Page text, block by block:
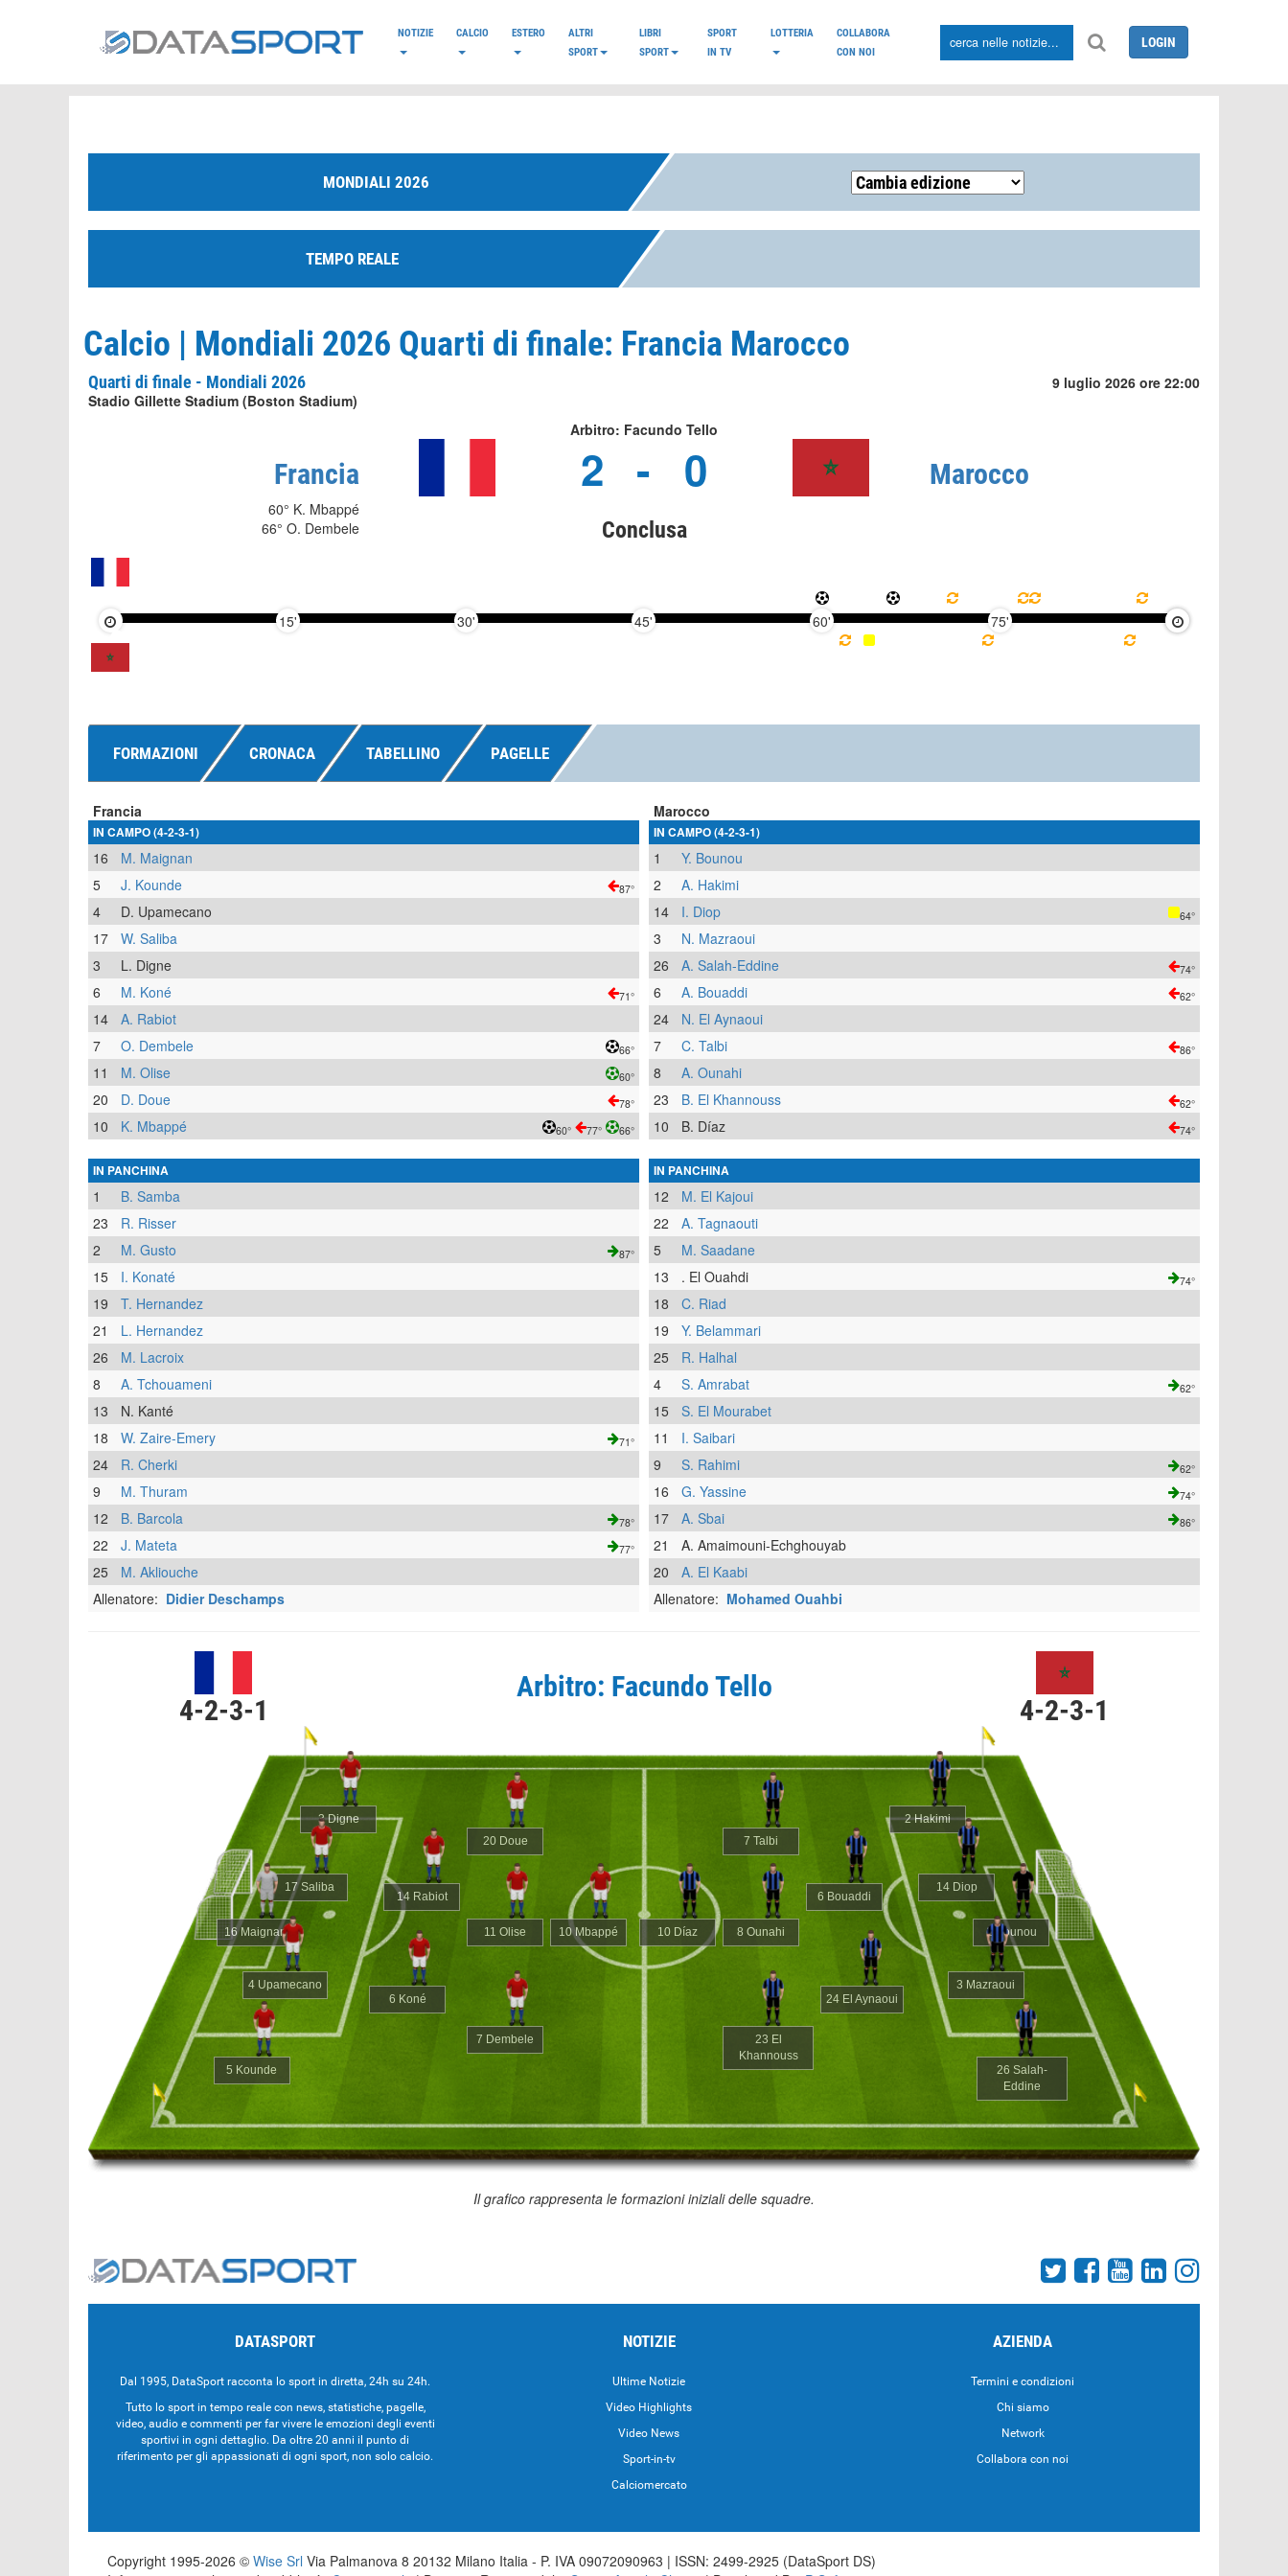
NOTIZIE CALCIO ESTERO
ALTRI
SPORT
LIBRI
SPORT
SPORT
IN TV
LOTTERIA
COLLABORA
CON NOI
LOGIN
MONDIALI 2026
TEMPO REALE
Calcio | Mondiali 2026 Quarti di finale: Francia Marocco
Quarti di finale - Mondiali 2026
Stadio Gillette Stadium (Boston Stadium)
9 luglio 2026 ore 22:00
Arbitro: Facundo Tello
Francia
60° K. Mbappé
66° O. Dembele
2 - 0
Conclusa
Marocco
15' 30' 45' 60' 75' 90'
FORMAZIONI CRONACA TABELLINO PAGELLE
Francia
IN CAMPO (4-2-3-1)
16
M. Maignan
5
J. Kounde 87°
4
D. Upamecano
17
W. Saliba
3
L. Digne
6
M. Koné 71°
14
A. Rabiot
7
O. Dembele 66°
11 M. Olise 60°
20 D. Doue 78°
10 K. Mbappé 60° 77° 66°
IN PANCHINA
1
B. Samba
23
R. Risser
2
M. Gusto 87°
15
I. Konaté
19
T. Hernandez
21
L. Hernandez
26
M. Lacroix
8
A. Tchouameni
13
N. Kanté
18
W. Zaire-Emery 71°
24
R. Cherki
9
M. Thuram
12
B. Barcola 78°
22 J. Mateta 77°
25
M. Akliouche
Allenatore: Didier Deschamps
Marocco
IN CAMPO (4-2-3-1)
1
Y. Bounou
2
A. Hakimi
14
I. Diop 64°
3
N. Mazraoui
26
A. Salah-Eddine 74°
6 A. Bouaddi 62°
24
N. El Aynaoui
7
C. Talbi 86°
8
A. Ounahi
23
B. El Khannouss 62°
10 B. Díaz 74°
IN PANCHINA
12
M. El Kajoui
22
A. Tagnaouti
5
M. Saadane
13
. El Ouahdi 74°
18
C. Riad
19
Y. Belammari
25
R. Halhal
4
S. Amrabat 62°
15
S. El Mourabet
11
I. Saibari
9
S. Rahimi 62°
16 G. Yassine 74°
17 A. Sbai 86°
21
A. Amaimouni-Echghouyab
20
A. El Kaabi
Allenatore: Mohamed Ouahbi
4-2-3-1
Arbitro: Facundo Tello
4-2-3-1
16 Maignan 1 Bounou
5 Kounde
2 Hakimi
4 Upamecano
14 Diop
17 Saliba
3 Mazraoui
3 Digne
26 Salah-
Eddine
6 Koné
6 Bouaddi
14 Rabiot
24 El Aynaoui
7 Dembele
7 Talbi
11 Olise 8 Ounahi
20 Doue
23 El
Khannouss
10 Mbappé 10 Díaz
Il grafico rappresenta le formazioni iniziali delle squadre.
DATASPORT
Dal 1995, DataSport racconta lo sport in diretta, 24h su 24h.
Tutto lo sport in tempo reale con news, statistiche, pagelle,
video, audio e commenti per far vivere le emozioni degli eventi
sportivi in ogni dettaglio. Da oltre 20 anni il punto di
riferimento per gli appassionati di ogni sport, non solo calcio.
NOTIZIE
Ultime Notizie
Video Highlights
Video News
Sport-in-tv
Calciomercato
AZIENDA
Termini e condizioni
Chi siamo
Network
Collabora con noi
Copyright 1995-2026 © Wise Srl Via Palmanova 8 20132 Milano Italia - P. IVA 09072090963 | ISSN: 2499-2925 (DataSport DS)